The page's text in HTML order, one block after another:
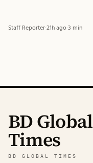
Staff Reporter·21h ago·3 min
BD Global
Times
BD GLOBAL TIMES